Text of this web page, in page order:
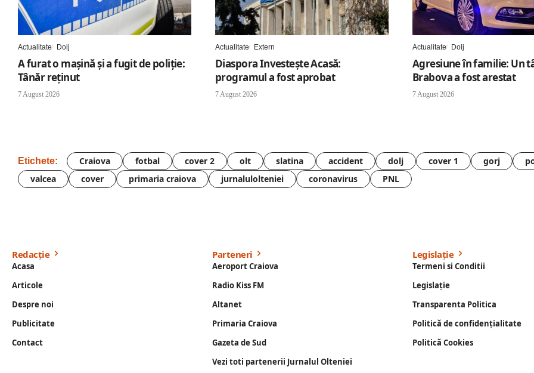
Actualitate Dolj
A furat o mașină și a fugit de poliție:
Tânăr reținut
7 August 2026
Actualitate Extern
Diaspora Investește Acasă:
programul a fost aprobat
7 August 2026
Actualitate Dolj
Agresiune în familie: Un
Brabova a fost arestat
7 August 2026
Etichete: Craiova fotbal cover 2 olt slatina accident dolj cover 1 gorj
valcea
cover primaria craiova jurnalulolteniei coronavirus PNL
Redacție
Acasa
Articole
Despre noi
Publicitate
Contact
Parteneri
Aeroport Craiova
Radio Kiss FM
Altanet
Primaria Craiova
Gazeta de Sud
Vezi toti partenerii Jurnalul Olteniei
Legislație
Termeni si Conditii
Legislație
Transparenta Politica
Politică de confidențialitate
Politică Cookies